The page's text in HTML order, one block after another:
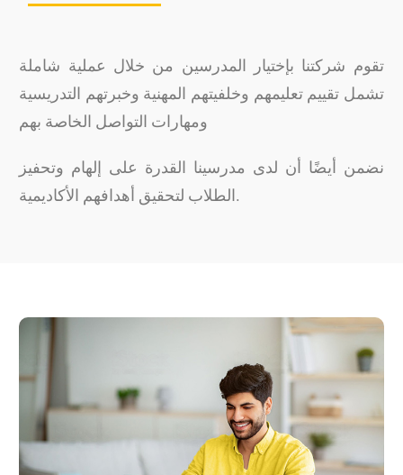
تقوم شركتنا بإختيار المدرسين من خلال عملية شاملة
تشمل تقييم تعليمهم وخلفيتهم المهنية وخبرتهم التدريسية
ومهارات التواصل الخاصة بهم
نضمن أيضًا أن لدى مدرسينا القدرة على إلهام وتحفيز
الطلاب لتحقيق أهدافهم الأكاديمية.